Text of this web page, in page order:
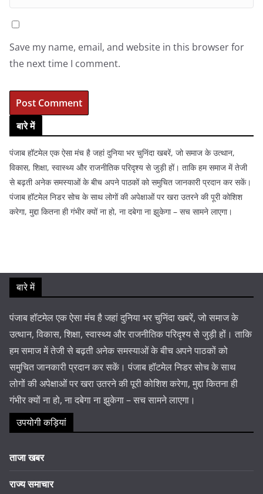
Save my name, email, and website in this browser for
the next time I comment.
बारे में
पंजाब हॉटमेल एक ऐसा मंच है जहां दुनिया भर चुनिंदा खबरें, जो समाज के उत्थान,
विकास, शिक्षा, स्वास्थ्य और राजनीतिक परिदृश्य से जुड़ी हों। ताकि हम समाज में तेजी
से बढ़ती अनेक समस्याओं के बीच अपने पाठकों को समुचित जानकारी प्रदान कर सकें।
पंजाब हॉटमेल निडर सोच के साथ लोगों की अपेक्षाओं पर खरा उतरने की पूरी कोशिश
करेगा, मुद्दा कितना ही गंभीर क्यों ना हो, ना दबेगा ना झुकेगा – सच सामने लाएगा।
बारे में
पंजाब हॉटमेल एक ऐसा मंच है जहां दुनिया भर चुनिंदा खबरें, जो समाज के
उत्थान, विकास, शिक्षा, स्वास्थ्य और राजनीतिक परिदृश्य से जुड़ी हों। ताकि
हम समाज में तेजी से बढ़ती अनेक समस्याओं के बीच अपने पाठकों को
समुचित जानकारी प्रदान कर सकें। पंजाब हॉटमेल निडर सोच के साथ
लोगों की अपेक्षाओं पर खरा उतरने की पूरी कोशिश करेगा, मुद्दा कितना ही
गंभीर क्यों ना हो, ना दबेगा ना झुकेगा – सच सामने लाएगा।
उपयोगी कड़ियां
ताजा खबर
राज्य समाचार